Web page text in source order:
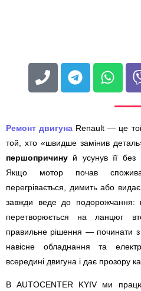
Ремонт двигуна Renault — це
той, хто «швидше замінив
першопричину й усунув її без
Якщо мотор почав
перегрівається, димить або
завжди веде до подорожчання:
перетворюється на ланцюг
правильне рішення — починати з
навісне обладнання та
всередині двигуна і дає прозору
В AUTOCENTER KYIV ми